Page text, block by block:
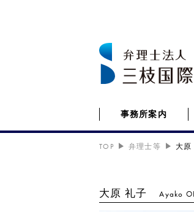
事務所案内
TOP 弁理士等 大原
大原 礼子 Ayako